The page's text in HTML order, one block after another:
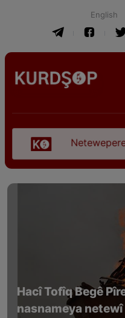
English
Neteweperestî li
Hacî Tofîq Begê
nasnameya netewî